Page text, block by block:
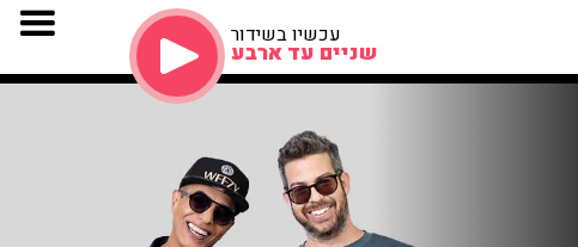
עכשיו בשידור
שניים עד ארבע